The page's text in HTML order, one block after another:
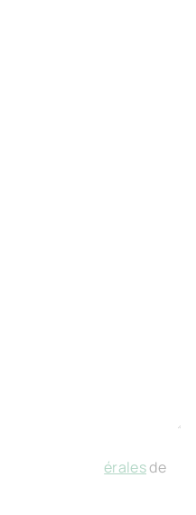
conditions généralesde